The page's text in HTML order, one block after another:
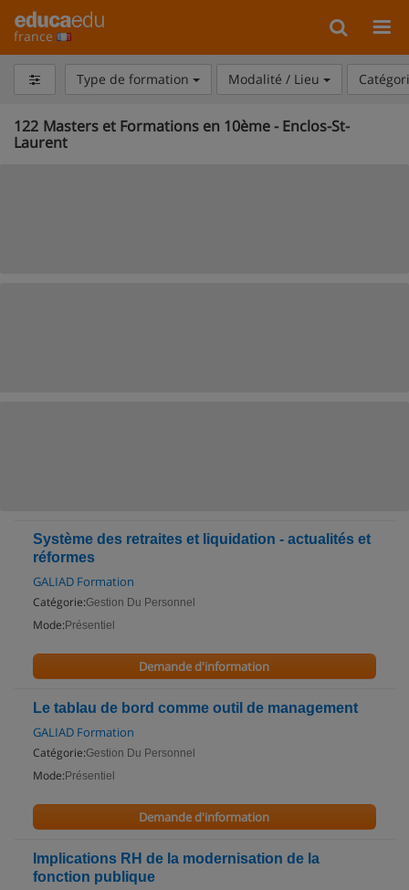
france
Type de formation Modalité / Lieu
122 Masters et Formations en 10ème - Enclos-St-
Laurent
Système des retraites et liquidation - actualités et
réformes
GALIAD Formation
Catégorie:Gestion Du Personnel
Mode: Présentiel
Demande d'information
Le tablau de bord comme outil de management
GALIAD Formation
Catégorie:Gestion Du Personnel
Mode: Présentiel
Demande d'information
Implications RH de la modernisation de la
fonction publique